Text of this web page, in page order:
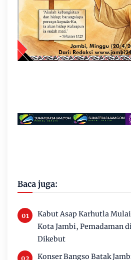
Baca juga:
Kabut Asap Karhutla
Kota Jambi, Pemadaman
Dikebut
Konser Bangso Batak